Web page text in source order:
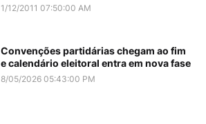
1/12/2011 07:50:00 AM
Convenções partidárias chegam ao fim
e calendário eleitoral entra em nova fase
8/05/2026 05:43:00 PM